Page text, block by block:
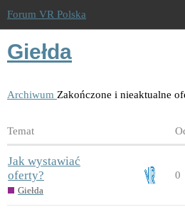
Forum VR Polska
Giełda
Archiwum Zakończone i nieaktualne
Temat
Jak wystawiać
oferty?
Giełda
0